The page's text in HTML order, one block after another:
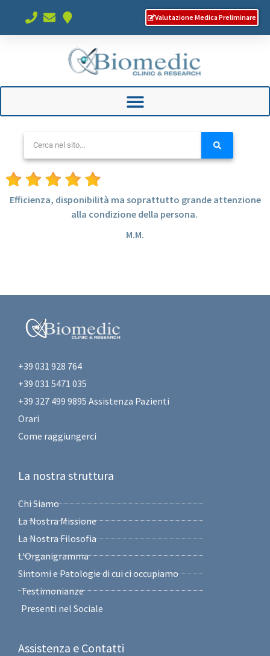
Valutazione Medica Preliminare
Efficienza, disponibilità ma soprattutto grande attenzione
alla condizione della persona.
M.M.
+39 031 928 764
+39 031 5471 035
+39 327 499 9895 Assistenza Pazienti
Orari
Come raggiungerci
La nostra struttura
Chi Siamo
La Nostra Missione
La Nostra Filosofia
L'Organigramma
Sintomi e Patologie di cui ci occupiamo
Testimonianze
Presenti nel Sociale
Assistenza e Contatti